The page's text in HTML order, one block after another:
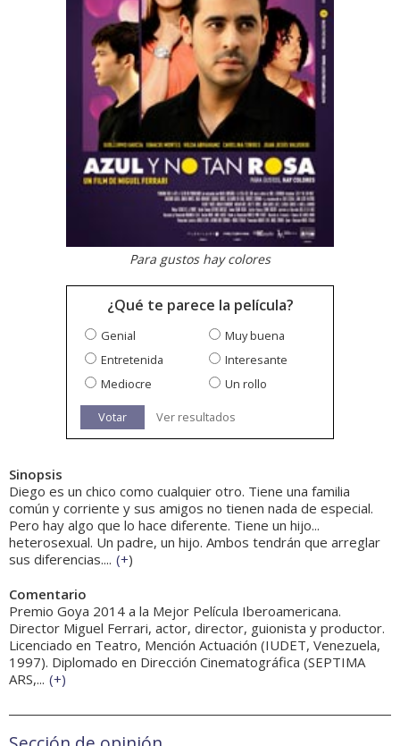
Para gustos hay colores
¿Qué te parece la película?
Genial
Muy buena
Entretenida
Interesante
Mediocre
Un rollo
Votar Ver resultados
Sinopsis
Diego es un chico como cualquier otro. Tiene una familia
común y corriente y sus amigos no tienen nada de especial.
Pero hay algo que lo hace diferente. Tiene un hijo...
heterosexual. Un padre, un hijo. Ambos tendrán que arreglar
sus diferencias.... (+)
Comentario
Premio Goya 2014 a la Mejor Película Iberoamericana.
Director Miguel Ferrari, actor, director, guionista y productor.
Licenciado en Teatro, Mención Actuación (IUDET, Venezuela,
1997). Diplomado en Dirección Cinematográfica (SEPTIMA
ARS,... (+)